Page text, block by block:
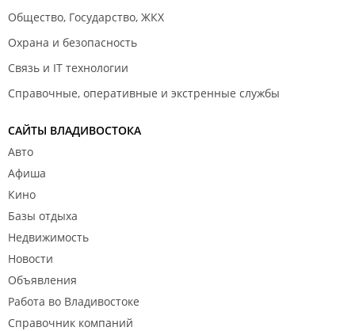
Общество, Государство, ЖКХ
Охрана и безопасность
Связь и IT технологии
Справочные, оперативные и экстренные службы
САЙТЫ ВЛАДИВОСТОКА
Авто
Афиша
Кино
Базы отдыха
Недвижимость
Новости
Объявления
Работа во Владивостоке
Справочник компаний